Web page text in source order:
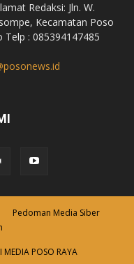
Redaksi: Jln. W.
Kecamatan Poso
: 085394147485
Pedoman Media Siber
POSO RAYA